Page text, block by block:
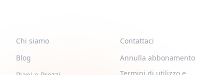
Chi siamo
Blog
Contattaci
Annulla abbonamento